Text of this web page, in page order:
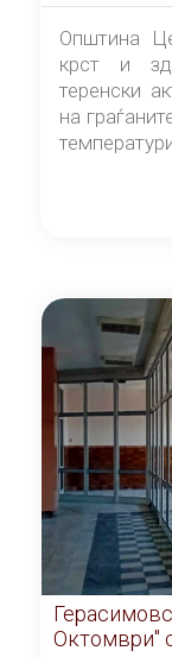
граѓаните
Општина
крст и
теренски
на
Октомври"